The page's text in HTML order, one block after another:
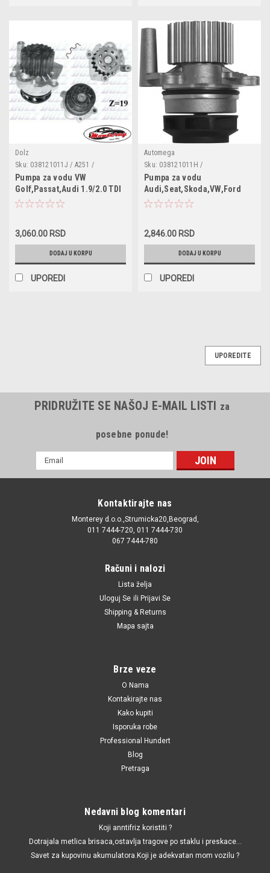
Dolz
Sku: 038121011J / A251 /
VKPC81626 / VAF1025 / FA3006 /
PC2105E / 038121011C /
038121011CX / 038121011D /
038121011DX / 038121011G /
Pumpa za vodu VW
Golf,Passat,Audi 1.9/2.0 TDI
3,060.00 RSD
DODAJ U KORPU
UPOREDI
Automega
Sku: 038121011H /
301210011038H / 160010110
Pumpa za vodu
Audi,Seat,Skoda,VW,Ford
2,846.00 RSD
DODAJ U KORPU
UPOREDI
32263G / 4E0260805AD / 4E0260805AJ / 4E0260805AP /
4E0260805BA / 4E0260805J / 4F0260805AA / 4F0260805AC / 4F0260805AE
Kompresor klima-uredjaja Audi
Q5,A6,A4,A5,A8,Seat Exeo
Kompresor klima-uredjaja Audi Q5,A6,A4,A5,A8,Seat Exeo
UPOREDITE
PRIDRUŽITE SE NAŠOJ E-MAIL LISTI za
posebne ponude!
mail
Kontaktirajte nas
Monterey d.o.o.,Strumicka20,Beograd,
011 7444-720, 011 7444-730
067 7444-780
Računi i nalozi
Lista želja
Uloguj Se ili Prijavi Se
Shipping & Returns
Mapa sajta
Brze veze
O Nama
Kontakirajte nas
Kako kupiti
Isporuka robe
Professional Hundert
Blog
Pretraga
Nedavni blog komentari
Koji anntifriz koristiti ?
Dotrajala metlica brisaca,ostavlja tragove po staklu i preskace...
Savet za kupovinu akumulatora.Koji je adekvatan mom vozilu ?